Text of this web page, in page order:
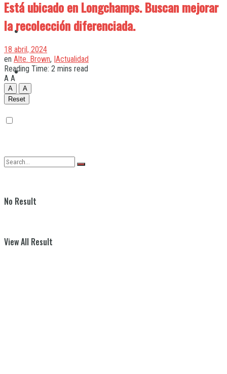
Quilmes
Varela
No Result
View All Result
Está ubicado en Longchamps. Buscan mejorar
la recolección diferenciada.
18 abril, 2024
en Alte. Brown, |Actualidad
Reading Time: 2 mins read
A A
A
A
Reset